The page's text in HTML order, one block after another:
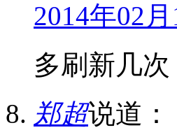
2014年02
多刷新几次
郑超说道：